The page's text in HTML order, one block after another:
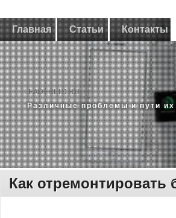
Главная Статьи Контакты
LEADERLTD.RU
Различные проблемы и пути их
Как отремонтировать